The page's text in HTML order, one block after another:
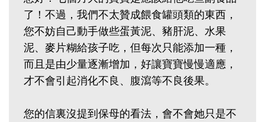
了！不過，我們不太贊成餵食罐頭類的東西，
您不妨自己動手做些蛋黃泥、豬肝泥、水果
泥、麥片糊給孩子吃，但每次只能添加一種，
而且是由少量逐漸增加，好讓寶寶慢慢適應，
才不會引起消化不良、腹瀉等不良後果。
您的信裏沒提到保母的看法，會不會她只是不